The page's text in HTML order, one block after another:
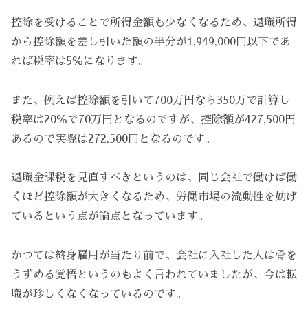
控除を受けることで所得金額も少なくなるため、退職所得
から控除額を差し引いた額の半分が1,949,000円以下であ
れば税率は5％になります。
また、例えば控除額を引いて700万円なら350万で計算し
税率は20％で70万円となるのですが、控除額が427,500円
あるので実際は272,500円となるのです。
退職金課税を見直すべきというのは、同じ会社で働けば働
くほど控除額が大きくなるため、労働市場の流動性を妨げ
ているという点が論点となっています。
かつては終身雇用が当たり前で、会社に入社した人は骨を
うずめる覚悟というのもよく言われていましたが、今は転
職が珍しくなくなっているのです。